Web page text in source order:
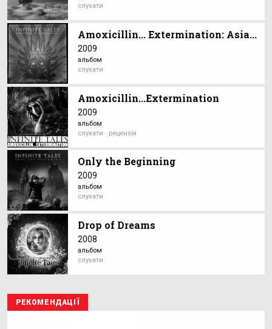
слухати
Amoxicillin... Extermination: Asia...
2009
альбом
слухати
Amoxicillin...Extermination
2009
альбом
слухати · рецензія
Only the Beginning
2009
альбом
слухати
Drop of Dreams
2008
альбом
слухати
РЕКОМЕНДАЦІЇ